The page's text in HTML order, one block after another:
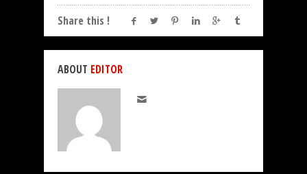
Share this !
ABOUT EDITOR